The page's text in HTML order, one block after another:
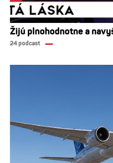
Žijú plnohodnotne a
24 podcast